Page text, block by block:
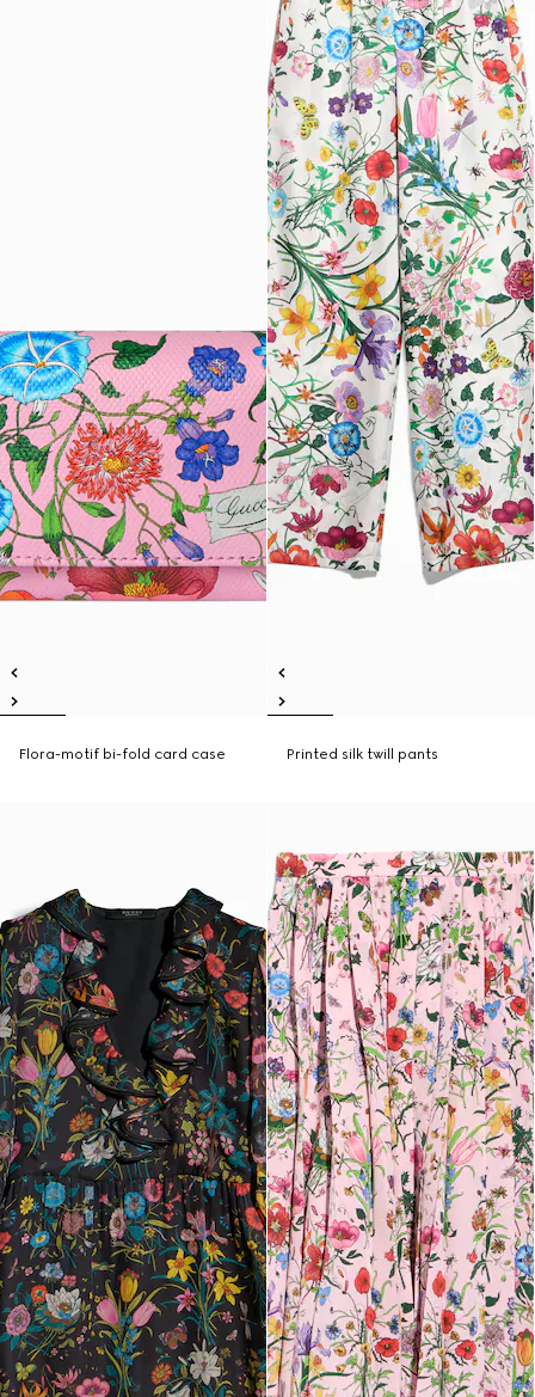
Flora-motif bi-fold card case Printed silk twill pants